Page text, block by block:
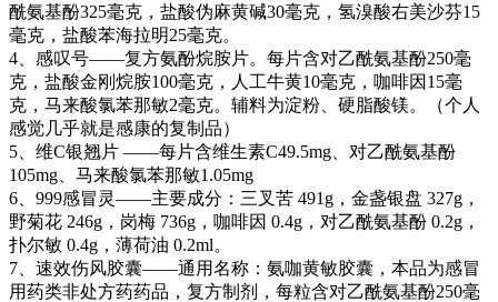
酰氨基酚325毫克，盐酸伪麻黄碱30毫克，氢溴酸右美沙芬15
毫克，盐酸苯海拉明25毫克。
4、感叹号——复方氨酚烷胺片。每片含对乙酰氨基酚250毫
克，盐酸金刚烷胺100毫克，人工牛黄10毫克，咖啡因15毫
克，马来酸氯苯那敏2毫克。辅料为淀粉、硬脂酸镁。（个人
感觉几乎就是感康的复制品）
5、维C银翘片 ——每片含维生素C49.5mg、对乙酰氨基酚
105mg、马来酸氯苯那敏1.05mg
6、999感冒灵——主要成分：三叉苦 491g，金盏银盘 327g，
野菊花 246g，岗梅 736g，咖啡因 0.4g，对乙酰氨基酚 0.2g，
扑尔敏 0.4g，薄荷油 0.2ml。
7、速效伤风胶囊——通用名称：氨咖黄敏胶囊，本品为感冒
用药类非处方药药品，复方制剂，每粒含对乙酰氨基酚250毫